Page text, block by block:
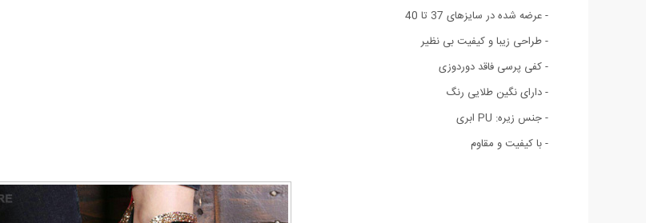
- عرضه شده در سایزهای 37 تا 40
- طراحی زیبا و کیفیت بی نظیر
- کفی پرسی فاقد دوردوزی
- دارای نگین طلایی رنگ
- جنس زیره: PU ابری
- با کیفیت و مقاوم